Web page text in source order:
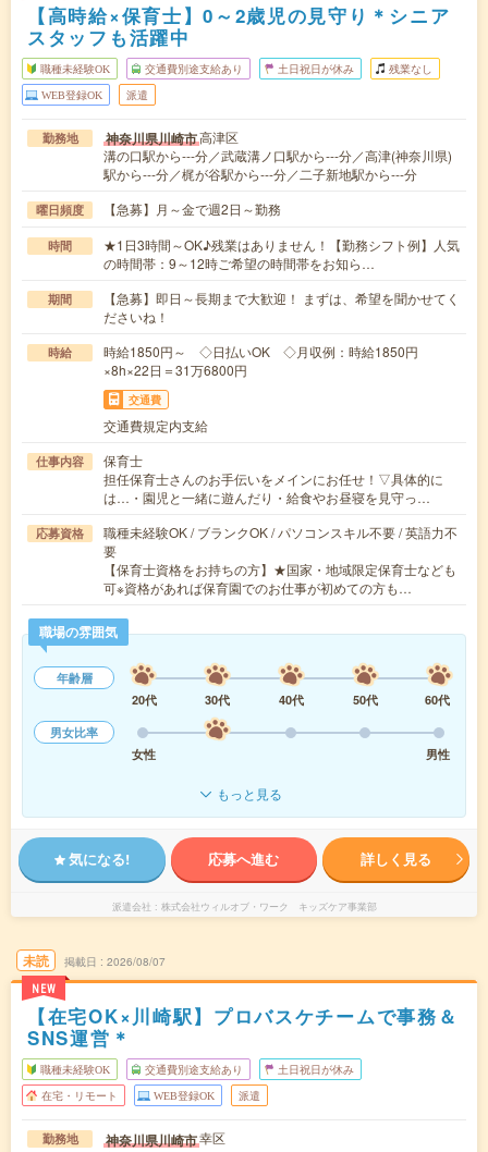
【高時給×保育士】0～2歳児の見守り＊シニア
スタッフも活躍中
職種未経験OK 交通費別途支給あり 土日祝日が休み 残業なし
WEB登録OK 派遣
勤務地 神奈川県川崎市高津区
溝の口駅から---分／武蔵溝ノ口駅から---分／高津(神奈川県)
駅から---分／梶が谷駅から---分／二子新地駅から---分
曜日頻度 【急募】月～金で週2日～勤務
時間
★1日3時間～OK♪残業はありません！【勤務シフト例】人気
の時間帯：9～12時ご希望の時間帯をお知ら…
期間
【急募】即日～長期まで大歓迎！ まずは、希望を聞かせてく
ださいね！
時給
時給1850円～ ◇日払いOK ◇月収例：時給1850円
×8h×22日＝31万6800円
交通費
交通費規定内支給
仕事内容
保育士
担任保育士さんのお手伝いをメインにお任せ！▽具体的に
は…・園児と一緒に遊んだり・給食やお昼寝を見守っ…
応募資格
職種未経験OK / ブランクOK / パソコンスキル不要 / 英語力不
要
【保育士資格をお持ちの方】★国家・地域限定保育士なども
可※資格があれば保育園でのお仕事が初めての方も…
職場の雰囲気
年齢層
20代
30代 40代 50代
60代
男女比率
女性
男性
もっと見る
気になる! 応募へ進む 詳しく見る
派遣会社 株式会社ウィルオブ・ワーク キッズケア事業部
未読
NEW
掲載日 2026/08/07
【在宅OK×川崎駅】プロバスケチームで事務＆
SNS運営＊
職種未経験OK 交通費別途支給あり 土日祝日が休み
在宅・リモート WEB登録OK 派遣
勤務地 神奈川県川崎市幸区